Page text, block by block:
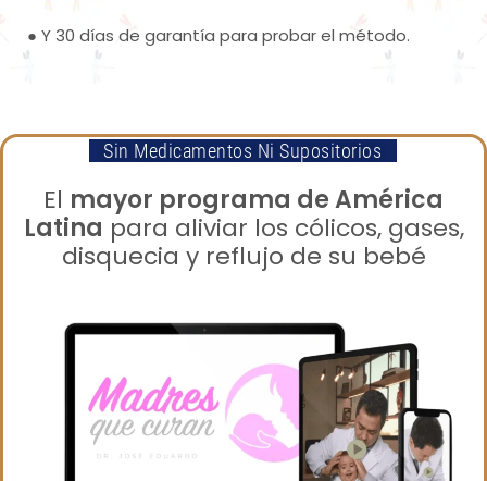
● Y 30 días de garantía para probar el método.
⠀Sin Medicamentos Ni Supositorios⠀
El mayor programa de América
Latina para aliviar los cólicos, gases,
disquecia y reflujo de su bebé